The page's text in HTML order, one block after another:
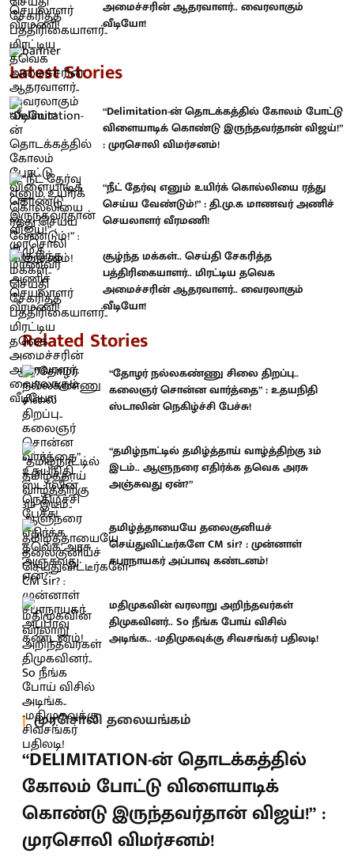
அமைச்சரின் ஆதரவாளர்.. வைரலாகும்
வீடியோ!
Latest Stories
“Delimitation-ன் தொடக்கத்தில் கோலம் போட்டு
விளையாடிக் கொண்டு இருந்தவர்தான் விஜய்!”
: முரசொலி விமர்சனம்!
“நீட் தேர்வு எனும் உயிர்க் கொல்லியை ரத்து
செய்ய வேண்டும்!” : தி.மு.க மாணவர் அணிச்
செயலாளர் வீரமணி!
சூழ்ந்த மக்கள்.. செய்தி சேகரித்த
பத்திரிகையாளர்.. மிரட்டிய தவெக
அமைச்சரின் ஆதரவாளர்.. வைரலாகும்
வீடியோ!
Related Stories
“தோழர் நல்லகண்ணு சிலை திறப்பு..
கலைஞர் சொன்ன வார்த்தை” : உதயநிதி
ஸ்டாலின் நெகிழ்ச்சி பேச்சு!
“தமிழ்நாட்டில் தமிழ்த்தாய் வாழ்த்திற்கு 3ம்
இடம்.. ஆளுநரை எதிர்க்க தவெக அரசு
அஞ்சுவது ஏன்?”
தமிழ்த்தாயையே தலைகுனியச்
செய்துவிட்டீர்களே CM sir? : முன்னாள்
சபாநாயகர் அப்பாவு கண்டனம்!
மதிமுகவின் வரலாறு அறிந்தவர்கள்
திமுகவினர்.. So நீங்க போய் விசில்
அடிங்க.. -மதிமுகவுக்கு சிவசங்கர் பதிலடி!
முரசொலி தலையங்கம்
“DELIMITATION-ன் தொடக்கத்தில்
கோலம் போட்டு விளையாடிக்
கொண்டு இருந்தவர்தான் விஜய்!” :
முரசொலி விமர்சனம்!